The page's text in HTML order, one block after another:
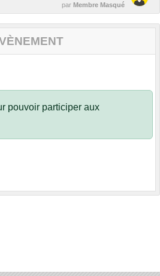
par Membre Masqué
pouvoir participer aux